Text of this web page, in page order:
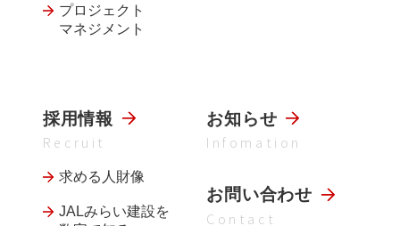
プロジェクト
マネジメント
採用情報
Recruit
求める人財像
JALみらい建設を
お知らせ
Infomation
お問い合わせ
Contact